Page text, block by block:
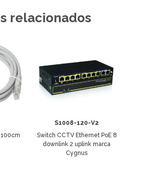
relacionados
S1008-120-V2
Switch CCTV Ethernet PoE 8
downlink 2 uplink marca
Cygnus